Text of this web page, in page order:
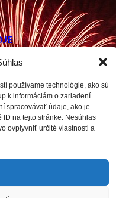
používame technológie, ako sú
k informáciám o zariadení.
spracovávať údaje, ako je
na tejto stránke. Nesúhlas
ovplyvniť určité vlastnosti a
- Telefón: 0949 882 943
*